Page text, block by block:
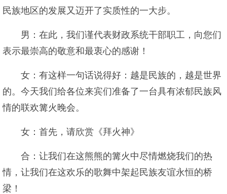
民族地区的发展又迈开了实质性的一大步。
男：在此，我们谨代表财政系统干部职工，向您们
表示最崇高的敬意和最衷心的感谢！
女：有这样一句话说得好：越是民族的，越是世界
的。今天我们给各位来宾们准备了一台具有浓郁民族风
情的联欢篝火晚会。
女：首先，请欣赏《拜火神》
合：让我们在这熊熊的篝火中尽情燃烧我们的热
情，让我们在这欢乐的歌舞中架起民族友谊永恒的桥
梁！